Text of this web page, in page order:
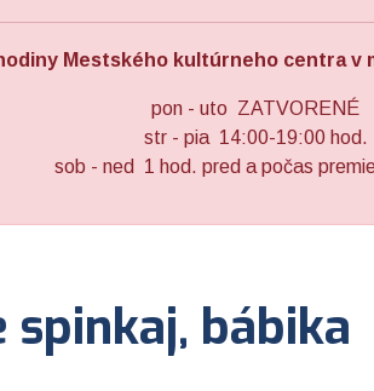
Mestského kultúrneho centra v
pon - uto ZATVORENÉ
str - pia 14:00-19:00 hod.
sob - ned 1 hod. pred a počas
spinkaj, bábika